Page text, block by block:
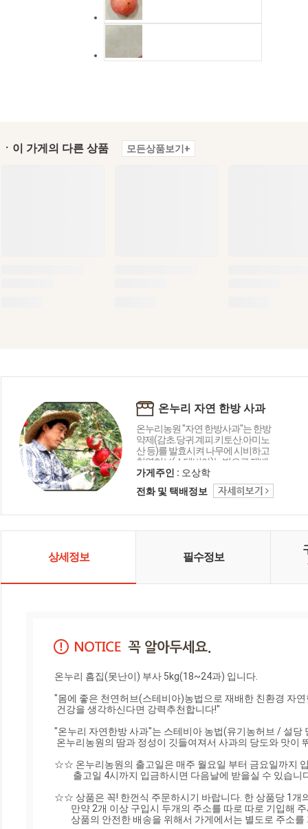
ㆍ이 가게의 다른 상품 모든상품보기+
온누리 자연 한방 사과
온누리농원 "자연 한방사과"는 한방
약제(감초.당귀.계피.키토산.아미노
산 등)를 발효시켜 나무에 시비하고
천연허브(스테비아)농법으로 재배
함으로써 뿌리가 건실하고, 기존의
온누리 자연 한방사과보다 맛과 당
도와 영양이 한층 강화되었습니다.
다!" "온누리 자연한방 사과"는 국립
판정"을 받은 안전하고 맛있는 자연
이 만든 식품입니다.
가게주인 : 오상학
전화 및 택배정보
상세정보 필수정보
온누리 흠집(못난이) 부사 5kg(18~24과) 입니다.
"몸에 좋은 천연허브(스테비아)농법으로 재배한 친환경 자
"온누리 자연한방 사과"는 스테비아 농법(유기농허브 / 설당
☆☆ 온누리농원의 출고일은 매주 월요일 부터 금요일까지
☆☆ 상품은 꼭! 한껀식 주문하시기 바랍니다. 한 상품당 1개
상품의 안전한 배송을 위해서 가게에서는 별도로 주소